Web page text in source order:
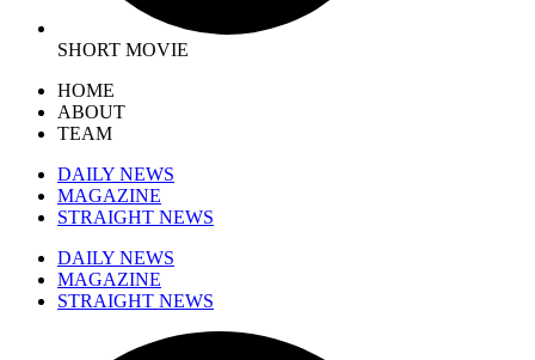
SHORT MOVIE
HOME
ABOUT
TEAM
DAILY NEWS
MAGAZINE
STRAIGHT NEWS
DAILY NEWS
MAGAZINE
STRAIGHT NEWS